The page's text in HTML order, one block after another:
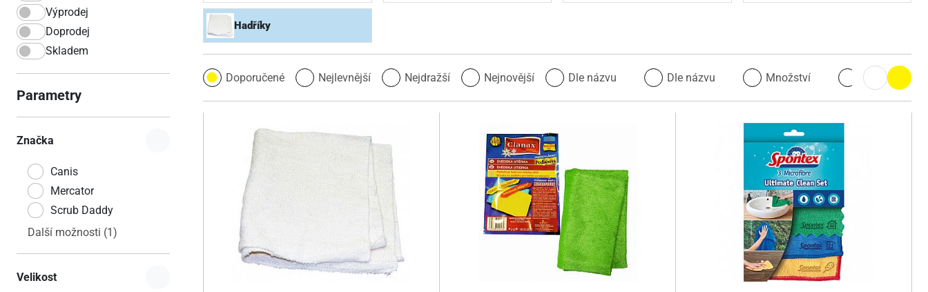
Výprodej
Doprodej
Skladem
Parametry
Značka
Canis
Mercator
Scrub Daddy
Další možnosti (1)
Velikost
Hadříky
Doporučené Nejlevnější Nejdražší Nejnovější Dle názvu Dle názvu Množství Množství